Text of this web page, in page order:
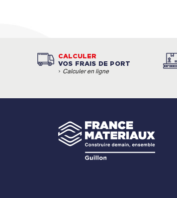
CALCULER
VOS FRAIS DE PORT
› Calculer en ligne